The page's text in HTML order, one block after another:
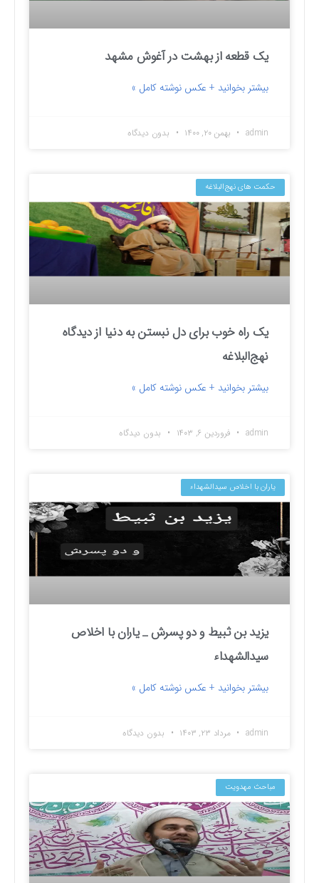
یک قطعه از بهشت در آغوش مشهد
بیشتر بخوانید + عکس نوشته کامل »
admin بهمن ۲۰, ۱۴۰۰ بدون دیدگاه
حکمت های نهج‌البلاغه
یک راه خوب برای دل نبستن به دنیا از دیدگاه
نهج‌البلاغه
بیشتر بخوانید + عکس نوشته کامل »
admin فروردین ۶, ۱۴۰۳ بدون دیدگاه
یاران با اخلاص سیدالشهداء
یزید بن ثبیط و دو پسرش _ یاران با اخلاص
سیدالشهداء
بیشتر بخوانید + عکس نوشته کامل »
admin مرداد ۲۳, ۱۴۰۳ بدون دیدگاه
مباحث مهدویت